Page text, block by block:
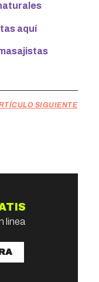
aquí
SIGUIENTE
linea